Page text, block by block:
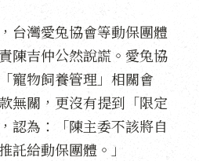
台灣愛兔協會等動保團體
陳吉仲公然說謊。愛兔協
寵物飼養管理」相關會
無關，更沒有提到「限定
認為：「陳主委不該將自
託給動保團體。」